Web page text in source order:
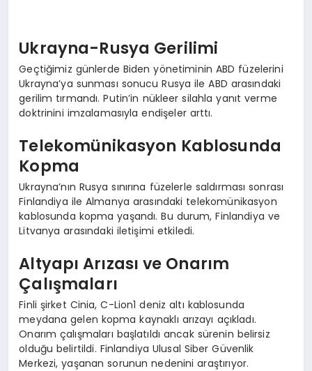
Ukrayna-Rusya Gerilimi
Geçtiğimiz günlerde Biden yönetiminin ABD füzelerini
Ukrayna’ya sunması sonucu Rusya ile ABD arasındaki
gerilim tırmandı. Putin’in nükleer silahla yanıt verme
doktrinini imzalamasıyla endişeler arttı.
Telekomünikasyon Kablosunda
Kopma
Ukrayna’nın Rusya sınırına füzelerle saldırması sonrası
Finlandiya ile Almanya arasındaki telekomünikasyon
kablosunda kopma yaşandı. Bu durum, Finlandiya ve
Litvanya arasındaki iletişimi etkiledi.
Altyapı Arızası ve Onarım
Çalışmaları
Finli şirket Cinia, C-Lion1 deniz altı kablosunda
meydana gelen kopma kaynaklı arızayı açıkladı.
Onarım çalışmaları başlatıldı ancak sürenin belirsiz
olduğu belirtildi. Finlandiya Ulusal Siber Güvenlik
Merkezi, yaşanan sorunun nedenini araştırıyor.